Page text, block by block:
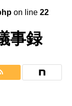
on line 22
事録